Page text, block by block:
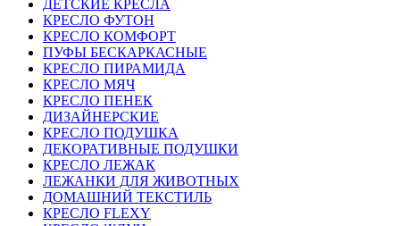
ДЕТСКИЕ КРЕСЛА
КРЕСЛО ФУТОН
КРЕСЛО КОМФОРТ
ПУФЫ БЕСКАРКАСНЫЕ
КРЕСЛО ПИРАМИДА
КРЕСЛО МЯЧ
КРЕСЛО ПЕНЕК
ДИЗАЙНЕРСКИЕ
КРЕСЛО ПОДУШКА
ДЕКОРАТИВНЫЕ ПОДУШКИ
КРЕСЛО ЛЕЖАК
ЛЕЖАНКИ ДЛЯ ЖИВОТНЫХ
ДОМАШНИЙ ТЕКСТИЛЬ
КРЕСЛО FLEXY